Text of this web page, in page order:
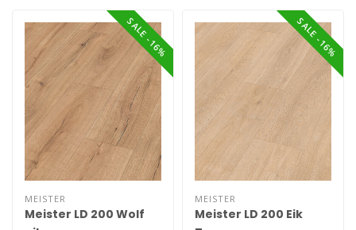
SALE -16%
MEISTER
Meister LD 200 Wolf
SALE -16%
MEISTER
Meister LD 200 Eik